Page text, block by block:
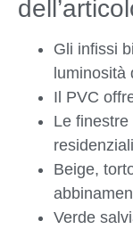
Gli infissi
luminosità
Il PVC
Le
Beige,
Verde